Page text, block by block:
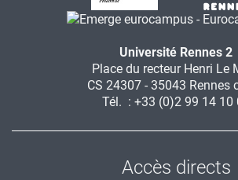
Université Rennes 2
Place du recteur Henri Le
CS 24307 - 35043 Rennes
Tél. : +33 (0)2 99 14 10
Accès directs